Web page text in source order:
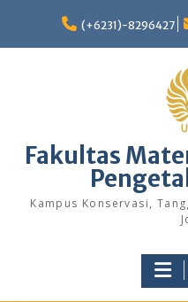
content
(+6231)-8296427
Fakultas
Kampus Konservasi,